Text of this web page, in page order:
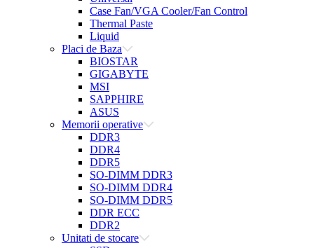
Case Fan/VGA Cooler/Fan Control
Thermal Paste
Liquid
Placi de Baza
BIOSTAR
GIGABYTE
MSI
SAPPHIRE
ASUS
Memorii operative
DDR3
DDR4
DDR5
SO-DIMM DDR3
SO-DIMM DDR4
SO-DIMM DDR5
DDR ECC
DDR2
Unitati de stocare